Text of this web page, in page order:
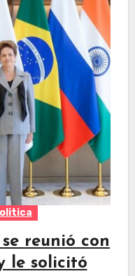
reunió con
le solicitó